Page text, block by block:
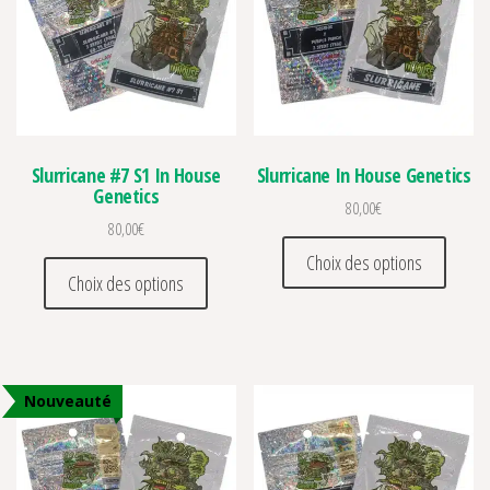
Slurricane #7 S1 In House
Genetics
80,00€
Choix des options
Ce produit a plusieurs variations. Les
Slurricane In House Genetics
80,00€
Choix des options
Ce
Nouveauté